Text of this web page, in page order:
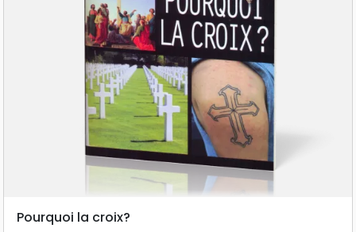
Pourquoi la croix?